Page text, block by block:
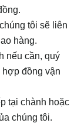
tôi sẽ liên
hàng.
nếu cần, quý
hợp đồng vận
tại chành hoặc
chúng tôi.